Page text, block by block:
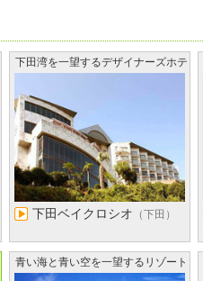
下田湾を一望するデザイナーズホテ
ル
下田ベイクロシオ （下田）
青い海と青い空を一望するリゾート
ホテル